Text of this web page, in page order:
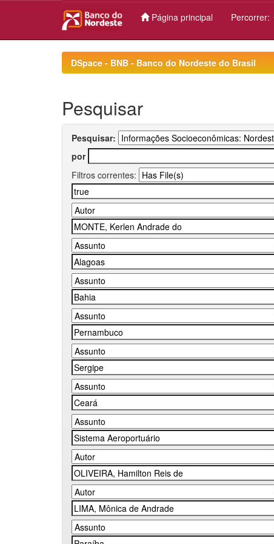
Página principal Percorrer:
DSpace - BNB - Banco do Nordeste do Brasil
Pesquisar
Pesquisar:
por
Filtros correntes: